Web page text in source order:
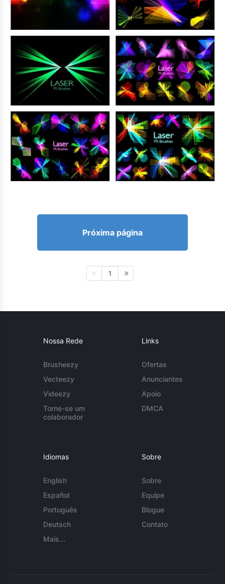
Próxima página
1
Nossa Rede
Brusheezy
Vecteezy
Videezy
Torne-se um
colaborador
Links
Ofertas
Anunciantes
Apoio
DMCA
Idiomas
English
Español
Português
Deutsch
Mais...
Sobre
Sobre
Equipe
Blogue
Contato